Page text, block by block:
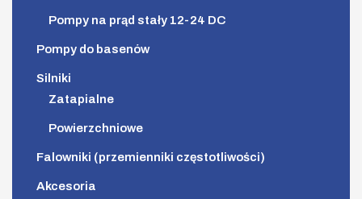
Pompy na prąd stały 12-24 DC
Pompy do basenów
Silniki
Zatapialne
Powierzchniowe
Falowniki (przemienniki częstotliwości)
Akcesoria